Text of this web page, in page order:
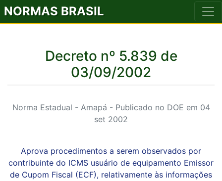
NORMAS BRASIL
Decreto nº 5.839 de
03/09/2002
Norma Estadual - Amapá - Publicado no DOE em 04
set 2002
Aprova procedimentos a serem observados por
contribuinte do ICMS usuário de equipamento Emissor
de Cupom Fiscal (ECF), relativamente às informações